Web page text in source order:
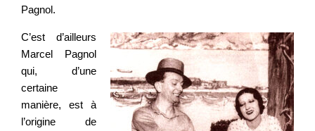
Pagnol.
C’est d’ailleurs
Marcel Pagnol
qui, d’une
certaine
manière, est à
l’origine de